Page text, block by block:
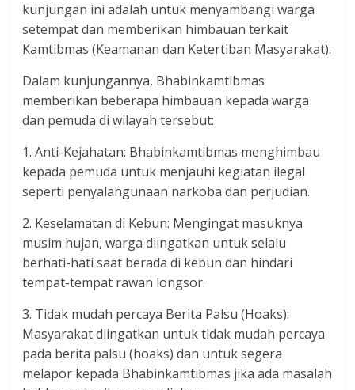
kunjungan ini adalah untuk menyambangi warga
setempat dan memberikan himbauan terkait
Kamtibmas (Keamanan dan Ketertiban Masyarakat).
Dalam kunjungannya, Bhabinkamtibmas
memberikan beberapa himbauan kepada warga
dan pemuda di wilayah tersebut:
1. Anti-Kejahatan: Bhabinkamtibmas menghimbau
kepada pemuda untuk menjauhi kegiatan ilegal
seperti penyalahgunaan narkoba dan perjudian.
2. Keselamatan di Kebun: Mengingat masuknya
musim hujan, warga diingatkan untuk selalu
berhati-hati saat berada di kebun dan hindari
tempat-tempat rawan longsor.
3. Tidak mudah percaya Berita Palsu (Hoaks):
Masyarakat diingatkan untuk tidak mudah percaya
pada berita palsu (hoaks) dan untuk segera
melapor kepada Bhabinkamtibmas jika ada masalah